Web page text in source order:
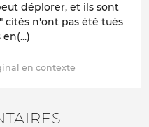
déplorer, et ils sont
cités n'ont pas été tués